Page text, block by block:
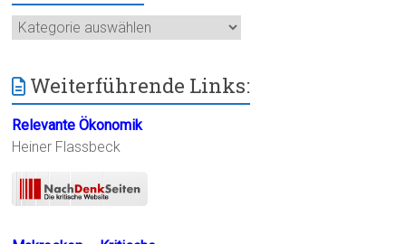
Kategorien
Weiterführende Links:
Relevante Ökonomik
Heiner Flassbeck